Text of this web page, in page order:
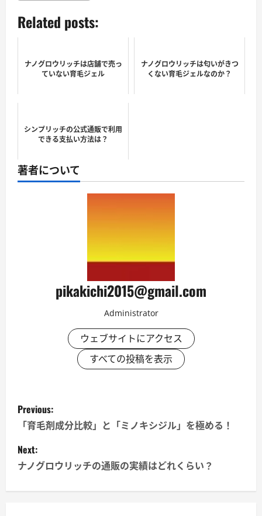
Related posts:
ナノグロウリッチは店舗で売っ
ていない育毛ジェル
ナノグロウリッチは匂いがきつ
くない育毛ジェルなのか？
シンプリッチの公式通販で利用
できる支払い方法は？
著者について
pikakichi2015@gmail.com
Administrator
ウェブサイトにアクセス
すべての投稿を表示
P
o
s
t
Previous:
「育毛剤成分比較」と「ミノキシジル」を極める！
Next:
ナノグロウリッチの通販の実績はどれくらい？